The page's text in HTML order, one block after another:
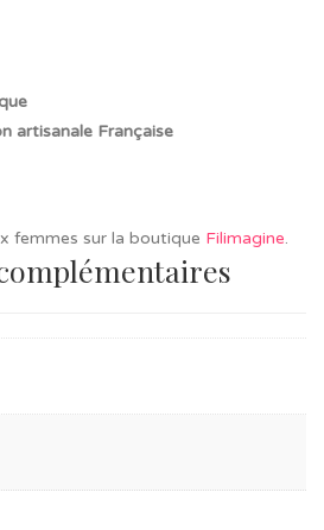
artisanale Française
femmes sur la boutique Filimagine.